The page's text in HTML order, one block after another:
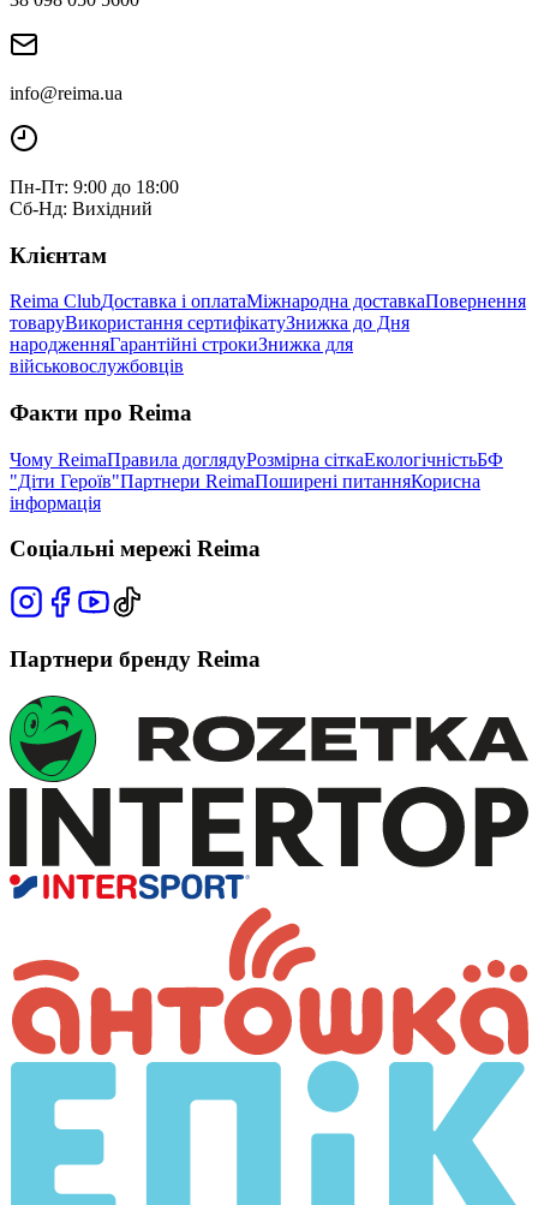
info@reima.ua
Пн-Пт: 9:00 до 18:00
Сб-Нд: Вихідний
Клієнтам
Reima ClubДоставка і оплатаМіжнародна доставкаПовернення
товаруВикористання сертифікатуЗнижка до Дня
народженняГарантійні строкиЗнижка для
військовослужбовців
Факти про Reima
Чому ReimaПравила доглядуРозмірна сіткаЕкологічністьБФ
"Діти Героїв"Партнери ReimaПоширені питанняКорисна
інформація
Соціальні мережі Reima
Партнери бренду Reima